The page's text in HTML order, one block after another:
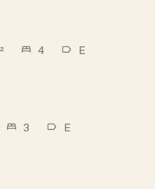
4 E
3 E